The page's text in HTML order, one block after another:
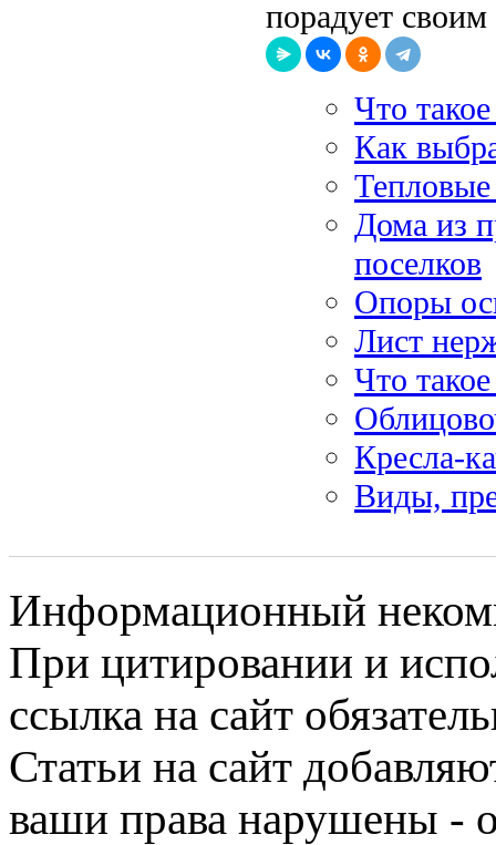
порадует
Что
Как
Дома из
поселков
Опоры
Лист
Что
Кресла-
Виды,
Информационный
При цитировании и
ссылка на сайт
Статьи на сайт
ваши права нарушены -